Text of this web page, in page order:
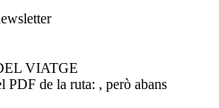
VIATGE
PDF de la ruta: , però abans